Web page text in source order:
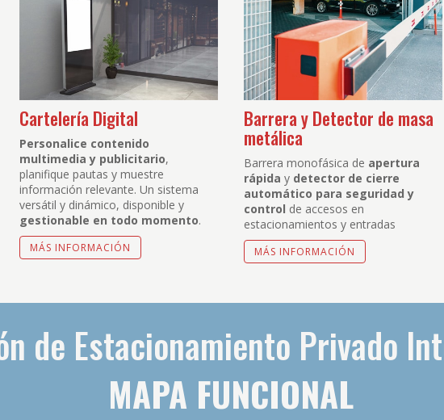
Cartelería Digital
Personalice contenido
multimedia y publicitario,
planifique pautas y muestre
información relevante. Un sistema
versátil y dinámico, disponible y
gestionable en todo momento.
MÁS INFORMACIÓN
Barrera y Detector de masa
metálica
Barrera monofásica de apertura
rápida y detector de cierre
automático para seguridad y
control de accesos en
estacionamientos y entradas
MÁS INFORMACIÓN
de Estacionamiento Privado
MAPA FUNCIONAL